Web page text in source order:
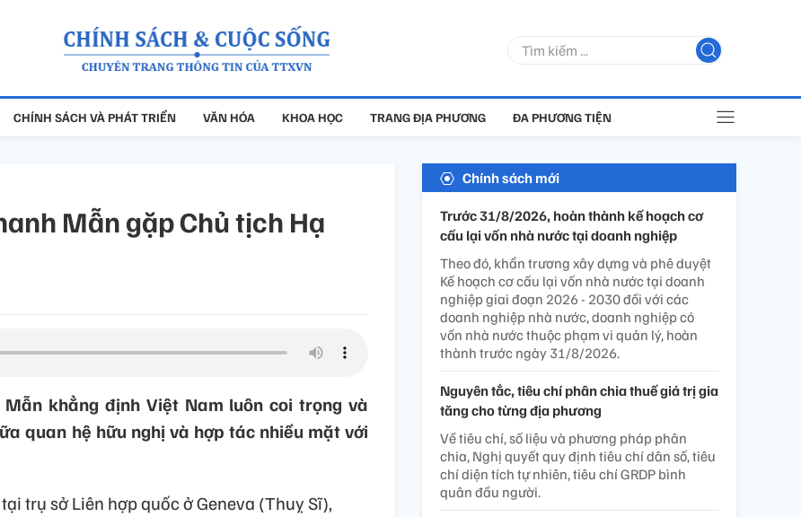
CHÍNH SÁCH VÀ PHÁT TRIỂN VĂN HÓA KHOA HỌC TRANG ĐỊA PHƯƠNG ĐA PHƯƠNG TIỆN
Mẫn gặp Chủ tịch Hạ
khẳng định Việt Nam luôn coi trọng và
quan hệ hữu nghị và hợp tác nhiều mặt với
trụ sở Liên hợp quốc ở Geneva (Thuỵ Sĩ),
Chính sách mới
Trước 31/8/2026, hoàn thành kế hoạch cơ
cấu lại vốn nhà nước tại doanh nghiệp
Theo đó, khẩn trương xây dựng và phê duyệt
Kế hoạch cơ cấu lại vốn nhà nước tại doanh
nghiệp giai đoạn 2026 - 2030 đối với các
doanh nghiệp nhà nước, doanh nghiệp có
vốn nhà nước thuộc phạm vi quản lý, hoàn
thành trước ngày 31/8/2026.
Nguyên tắc, tiêu chí phân chia thuế giá trị gia
tăng cho từng địa phương
Về tiêu chí, số liệu và phương pháp phân
chia, Nghị quyết quy định tiêu chí dân số, tiêu
chí diện tích tự nhiên, tiêu chí GRDP bình
quân đầu người.